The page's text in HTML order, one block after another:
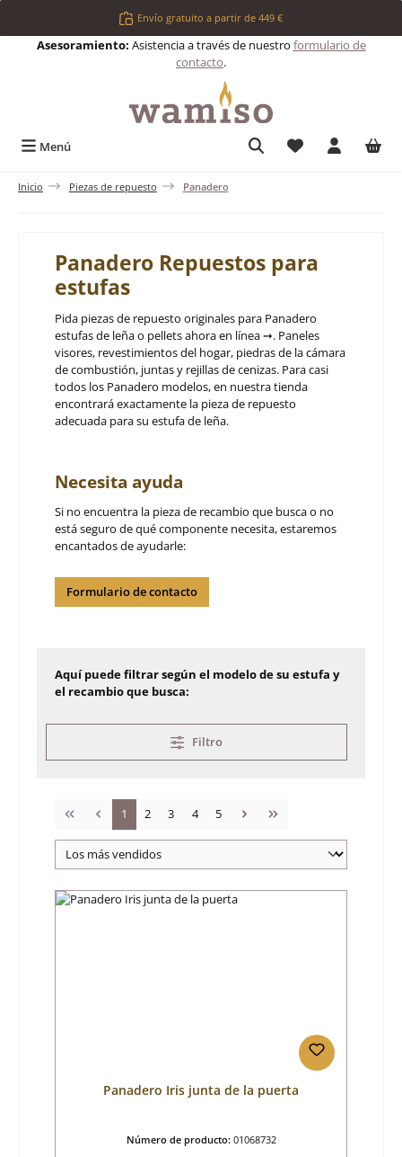
Saltar al contenido principalEnvío gratuito a partir de 449 €
Asesoramiento: Asistencia a través de nuestro formulario de
contacto.
Menú Tienes 0
Inicio Piezas de repuesto Panadero
Panadero Repuestos para
estufas
Pida piezas de repuesto originales para Panadero
estufas de leña o pellets ahora en línea ➙. Paneles
visores, revestimientos del hogar, piedras de la cámara
de combustión, juntas y rejillas de cenizas. Para casi
todos los Panadero modelos, en nuestra tienda
encontrará exactamente la pieza de repuesto
adecuada para su estufa de leña.
Necesita ayuda
Si no encuentra la pieza de recambio que busca o no
está seguro de qué componente necesita, estaremos
encantados de ayudarle:
Formulario de contacto
Aquí puede filtrar según el modelo de su estufa y
el recambio que busca:
Filtro
Página
1 Página
2 Página
3 Página
4 Página
5
Panadero Iris junta de la puerta
Número de producto: 01068732